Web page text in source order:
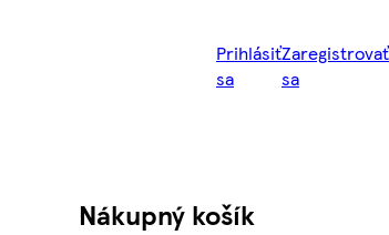
Prihlásiť
sa
Zaregistrovať
sa
Nákupný košík